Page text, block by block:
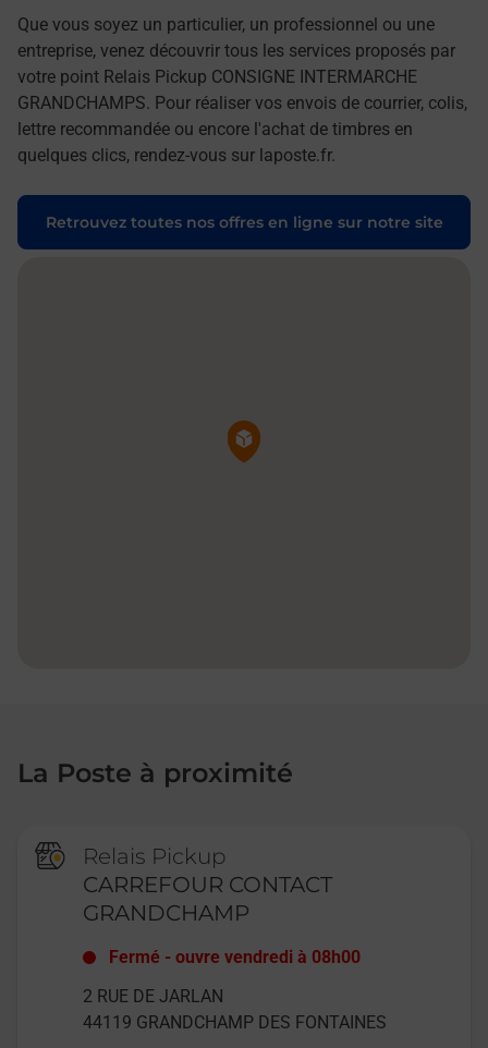
Que vous soyez un particulier, un professionnel ou une
entreprise, venez découvrir tous les services proposés par
votre point Relais Pickup CONSIGNE INTERMARCHE
GRANDCHAMPS. Pour réaliser vos envois de courrier, colis,
lettre recommandée ou encore l'achat de timbres en
quelques clics, rendez-vous sur laposte.fr.
Retrouvez toutes nos offres en ligne sur notre site
Pin de la carte
La Poste à proximité
Relais Pickup
CARREFOUR CONTACT
GRANDCHAMP
Fermé -ouvre vendredi à 08h00
2 RUE DE JARLAN
44119 GRANDCHAMP DES FONTAINES